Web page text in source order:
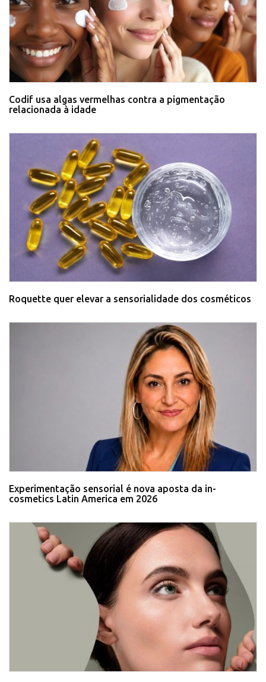
Codif usa algas vermelhas contra a pigmentação
relacionada à idade
Roquette quer elevar a sensorialidade dos cosméticos
Experimentação sensorial é nova aposta da in-
cosmetics Latin America em 2026